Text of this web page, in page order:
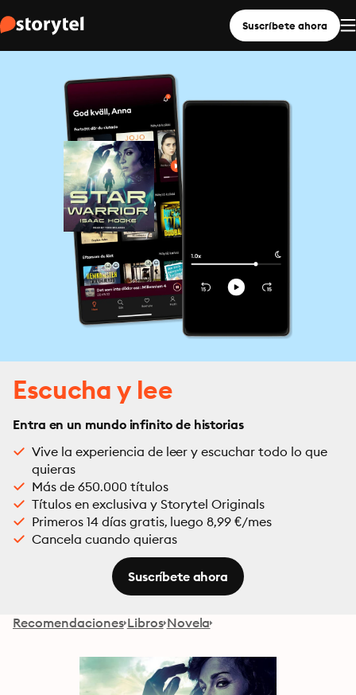
Suscríbete ahora
Escucha y lee
Entra en un mundo infinito de historias
Vive la experiencia de leer y escuchar todo lo que
quieras
Más de 650.000 títulos
Títulos en exclusiva y Storytel Originals
Primeros 14 días gratis, luego 8,99 €/mes
Cancela cuando quieras
Suscríbete ahora
Recomendaciones Libros Novela